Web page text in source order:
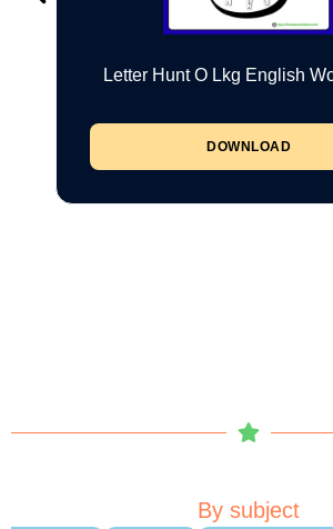
Letter Hunt O Lkg English
DOWNLOAD
By subject